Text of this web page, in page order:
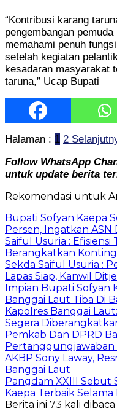
“Kontribusi karang
pengembangan
memahami penuh
setelah kegiatan
kesadaran masyarakat
taruna,” Ucap Bupati
Halaman : 1 2
Follow WhatsApp
untuk update berita
Rekomendasi untuk
Bupati Sofyan Kaepa
Persen, Ingatkan ASN
Saiful Usuria :
Berangkatkan
Sekda Saiful Usuria :
Lapas Siap, Kanwil
Impian Bupati Sofyan
Banggai Laut Tiba Di
Kapolres Banggai
Segera
Pemkab Dan DPRD
Pertanggungjawaban
AKBP Sony Laway,
Banggai Laut
Pangdam XXIII Sebut
Kaepa Terbaik
Berita ini 73 kali dibaca